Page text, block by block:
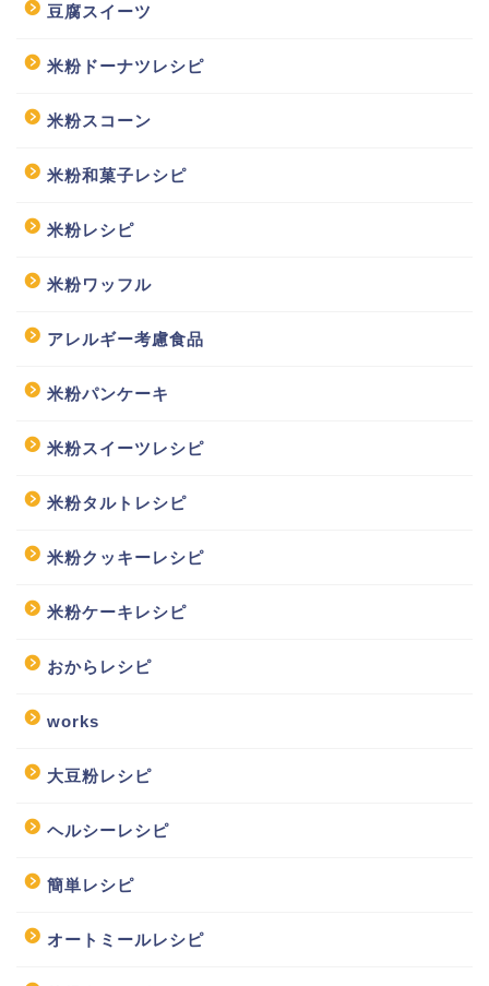
豆腐スイーツ
米粉ドーナツレシピ
米粉スコーン
米粉和菓子レシピ
米粉レシピ
米粉ワッフル
アレルギー考慮食品
米粉パンケーキ
米粉スイーツレシピ
米粉タルトレシピ
米粉クッキーレシピ
米粉ケーキレシピ
おからレシピ
works
大豆粉レシピ
ヘルシーレシピ
簡単レシピ
オートミールレシピ